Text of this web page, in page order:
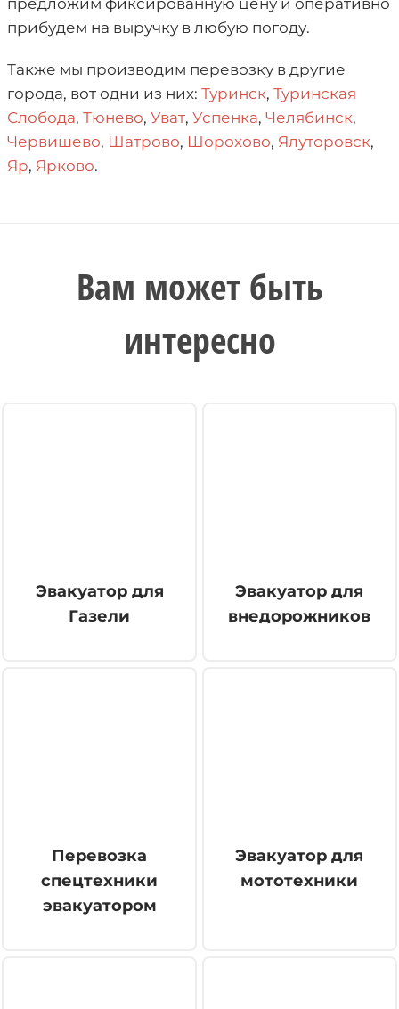
прибудем на выручку в любую погоду.
Также мы производим перевозку в другие
города, вот одни из них: Туринск, Туринская
Слобода, Тюнево, Уват, Успенка, Челябинск,
Червишево, Шатрово, Шорохово, Ялуторовск,
Яр, Ярково.
Вам может быть
интересно
Эвакуатор для
Газели
Эвакуатор для
внедорожников
Перевозка
спецтехники
эвакуатором
Эвакуатор для
мототехники